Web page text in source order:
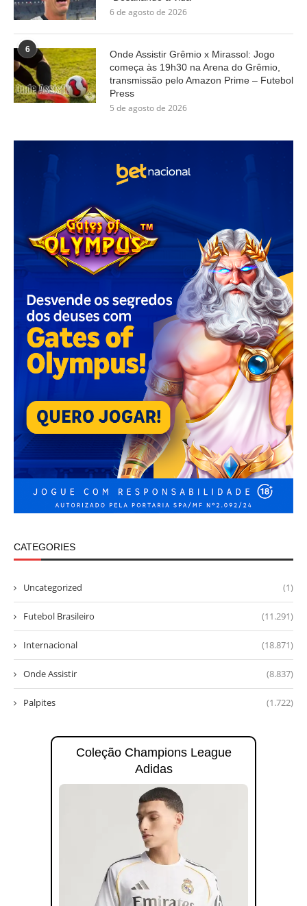
6 de agosto de 2026
6
Onde Assistir Grêmio x Mirassol: Jogo
começa às 19h30 na Arena do Grêmio,
transmissão pelo Amazon Prime – Futebol
Press
5 de agosto de 2026
CATEGORIES
Uncategorized (1)
Futebol Brasileiro (11.291)
Internacional (18.871)
Onde Assistir (8.837)
Palpites (1.722)
Coleção Champions League
Adidas